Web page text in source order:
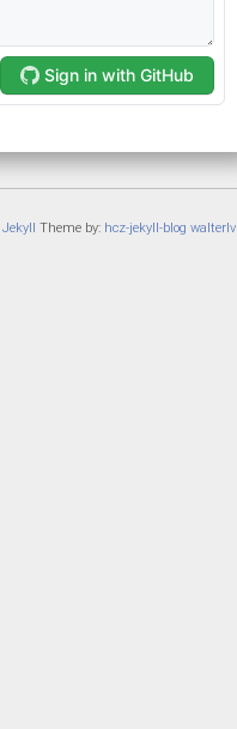
Jekyll Theme by: hcz-jekyll-blog walterlv